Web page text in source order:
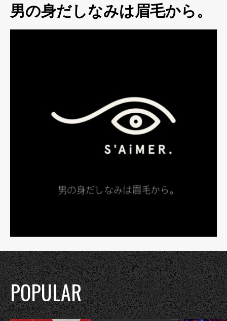
男の身だしなみは眉毛から。
POPULAR